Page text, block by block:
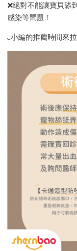
❌絕對不能讓寶貝舔
感染等問題！
J小編的推薦時間來拉